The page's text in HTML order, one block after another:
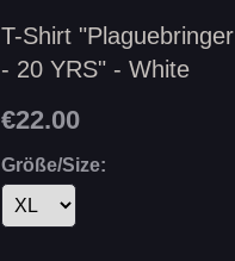
T-Shirt "Plaguebringer
- 20 YRS" - White
€22.00
Größe/Size: